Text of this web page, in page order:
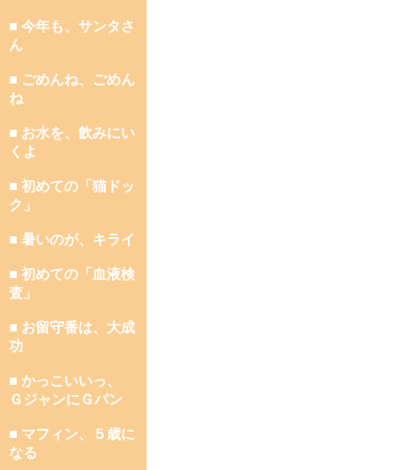
■ 今年も、サンタさ
ん
■ ごめんね、ごめん
ね
■ お水を、飲みにい
くよ
■ 初めての「猫ドッ
ク」
■ 暑いのが、キライ
■ 初めての「血液検
査」
■ お留守番は、大成
功
■ かっこいいっ、
ＧジャンにＧパン
■ マフィン、５歳に
なる